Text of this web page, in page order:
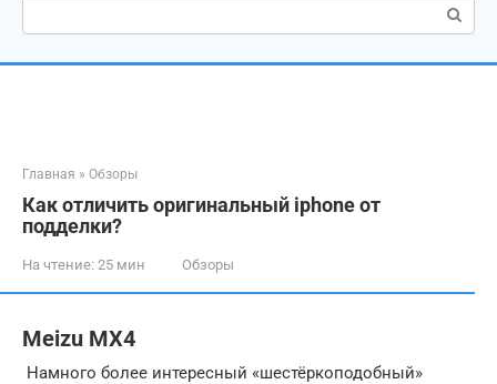
Поиск:
Главная » Обзоры
Как отличить оригинальный iphone от
подделки?
На чтение: 25 мин Обзоры
Meizu MX4
Намного более интересный «шестёркоподобный»